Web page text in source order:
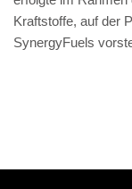
Kraftstoffe, auf der
SynergyFuels